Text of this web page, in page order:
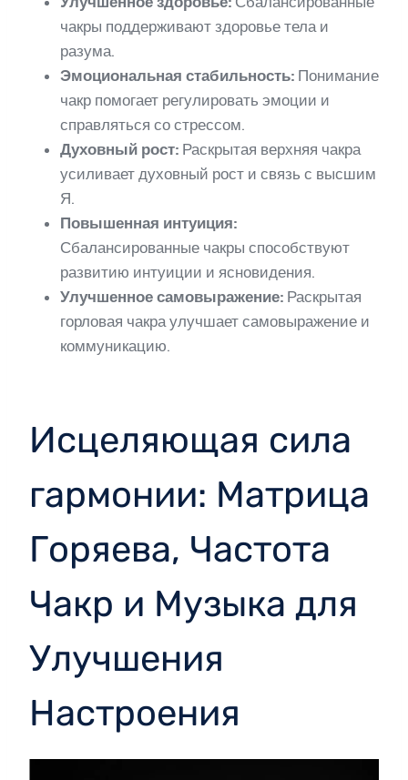
чакры поддерживают здоровье тела и
разума.
Эмоциональная стабильность: Понимание
чакр помогает регулировать эмоции и
справляться со стрессом.
Духовный рост: Раскрытая верхняя чакра
усиливает духовный рост и связь с высшим
Я.
Повышенная интуиция:
Сбалансированные чакры способствуют
развитию интуиции и ясновидения.
Улучшенное самовыражение: Раскрытая
горловая чакра улучшает самовыражение и
коммуникацию.
Исцеляющая сила
гармонии: Матрица
Горяева, Частота
Чакр и Музыка для
Улучшения
Настроения